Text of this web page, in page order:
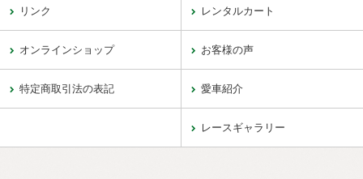
リンク レンタルカート
オンラインショップ お客様の声
特定商取引法の表記 愛車紹介
レースギャラリー